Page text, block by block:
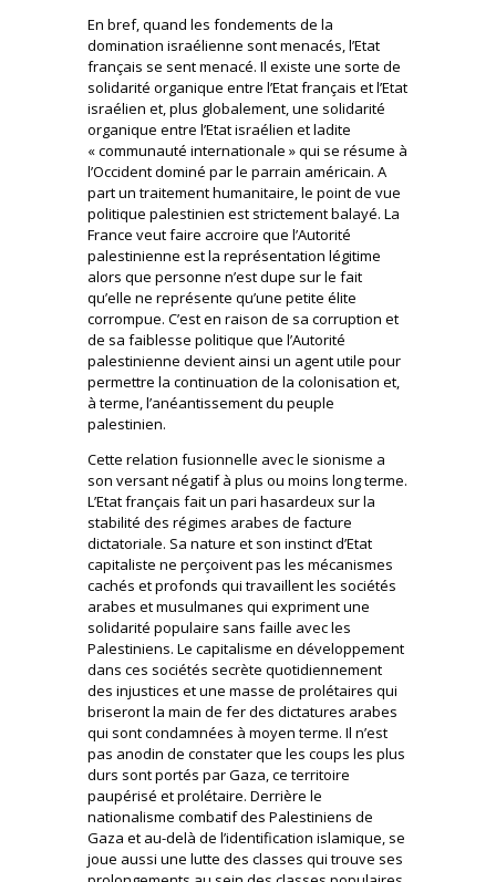
En bref, quand les fondements de la
domination israélienne sont menacés, l’Etat
français se sent menacé. Il existe une sorte de
solidarité organique entre l’Etat français et l’Etat
israélien et, plus globalement, une solidarité
organique entre l’Etat israélien et ladite
« communauté internationale » qui se résume à
l’Occident dominé par le parrain américain. A
part un traitement humanitaire, le point de vue
politique palestinien est strictement balayé. La
France veut faire accroire que l’Autorité
palestinienne est la représentation légitime
alors que personne n’est dupe sur le fait
qu’elle ne représente qu’une petite élite
corrompue. C’est en raison de sa corruption et
de sa faiblesse politique que l’Autorité
palestinienne devient ainsi un agent utile pour
permettre la continuation de la colonisation et,
à terme, l’anéantissement du peuple
palestinien.
Cette relation fusionnelle avec le sionisme a
son versant négatif à plus ou moins long terme.
L’Etat français fait un pari hasardeux sur la
stabilité des régimes arabes de facture
dictatoriale. Sa nature et son instinct d’Etat
capitaliste ne perçoivent pas les mécanismes
cachés et profonds qui travaillent les sociétés
arabes et musulmanes qui expriment une
solidarité populaire sans faille avec les
Palestiniens. Le capitalisme en développement
dans ces sociétés secrète quotidiennement
des injustices et une masse de prolétaires qui
briseront la main de fer des dictatures arabes
qui sont condamnées à moyen terme. Il n’est
pas anodin de constater que les coups les plus
durs sont portés par Gaza, ce territoire
paupérisé et prolétaire. Derrière le
nationalisme combatif des Palestiniens de
Gaza et au-delà de l’identification islamique, se
joue aussi une lutte des classes qui trouve ses